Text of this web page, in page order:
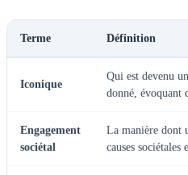
Terme Définition
Iconique
Qui est devenu
donné, évoquant
Engagement
sociétal
La manière dont
causes sociétales